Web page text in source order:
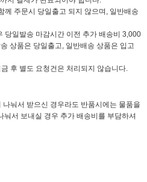
께 주문시 당일출고 되지 않으며, 일반배송
당일발송 마감시간 이전 추가 배송비 3,000
상품은 당일출고, 일반배송 상품은 입고
후 별도 요청건은 처리되지 않습니다.
눠서 받으신 경우라도 반품시에는 물품을
눠서 보내실 경우 추가 배송비를 부담하셔